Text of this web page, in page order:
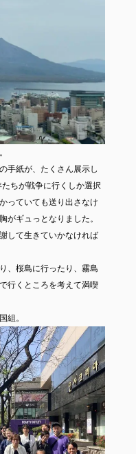
手紙が、たくさん展示し
ちが戦争に行くしか選択
っていても送り出さなけ
がギュっとなりました。
して生きていかなければ
、桜島に行ったり、霧島
行くところを考えて満喫
。